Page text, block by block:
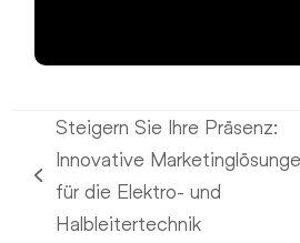
vorheriger
Beitrag:
Steigern Sie Ihre Präsenz:
Innovative
für die Elektro- und
Halbleitertechnik